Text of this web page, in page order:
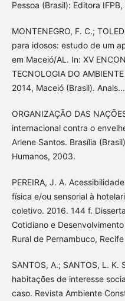
Pessoa (Brasil): Editora
MONTENEGRO, F. C.;
para idosos: estudo de um
em Maceió/AL. In: XV
TECNOLOGIA DO
2014, Maceió (Brasil).
ORGANIZAÇÃO DAS
internacional contra o
Arlene Santos. Brasília
Humanos, 2003.
PEREIRA, J. A.
física e/ou sensorial à
coletivo. 2016. 144 f.
Cotidiano e
Rural de Pernambuco,
SANTOS, A.; SANTOS, L. K.
habitações de interesse
caso. Revista Ambiente